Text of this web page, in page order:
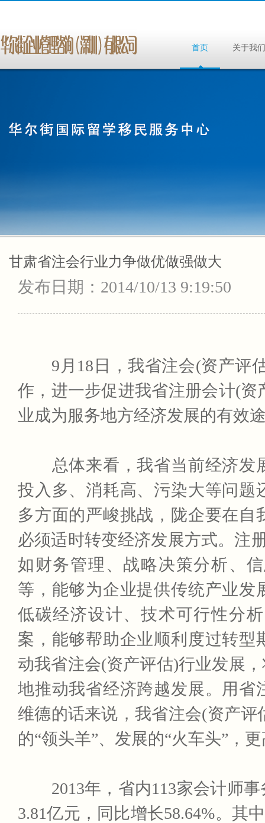
首页 关于我们
甘肃省注会行业力争做优做强做大
发布日期： 2014/10/13 9:19:50
9月18日，我省注会(资产评
作，进一步促进我省注册会计(资
业成为服务地方经济发展的有效
总体来看，我省当前经济发
投入多、消耗高、污染大等问题
多方面的严峻挑战，陇企要在
必须适时转变经济发展方式。注
如财务管理、战略决策分析、
等，能够为企业提供传统产业
低碳经济设计、技术可行性分
案，能够帮助企业顺利度过转
动我省注会(资产评估)行业发展
地推动我省经济跨越发展。用省
维德的话来说，我省注会(资产评
的“领头羊”、发展的“火车头”，
2013年，省内113家会计师事
3.81亿元，同比增长58.64%。其